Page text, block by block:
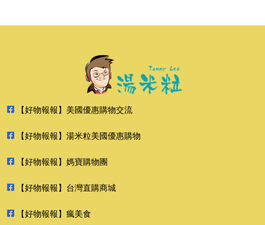
【好物報報】美國優惠購物交流
【好物報報】湯米粒美國優惠購物
【好物報報】媽寶購物團
【好物報報】台灣直購商城
【好物報報】瘋美食